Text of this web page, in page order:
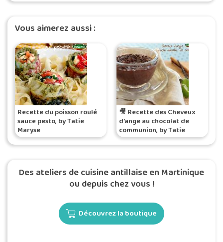
Vous aimerez aussi :
Recette du poisson roulé
sauce pesto, by Tatie
Maryse
🎥 Recette des Cheveux
d’ange au chocolat de
communion, by Tatie
Maryse
Des ateliers de cuisine antillaise en Martinique
ou depuis chez vous !
Découvrez la boutique